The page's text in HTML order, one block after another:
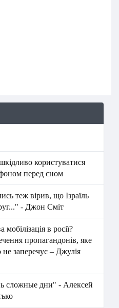
користуватися
перед сном
теж вірив, що Ізраїль
- Джон Сміт
мобілізація в росії?
пропагандонів, яке
не заперечує – Джулія
сложные дни" - Алексей